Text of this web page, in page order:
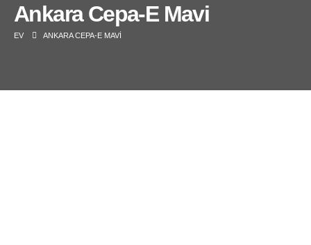
Ankara Cepa-E Mavi
EV ANKARA CEPA-E MAVI